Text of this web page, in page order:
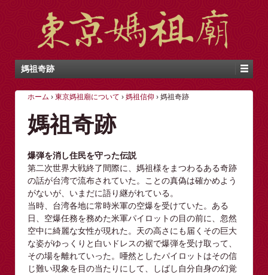
媽祖奇跡
ホーム › 東京媽祖廟について › 媽祖信仰 › 媽祖奇跡
媽祖奇跡
爆弾を消し住民を守った伝説
第二次世界大戦終了間際に、媽祖様をまつわるある奇跡
の話が台湾で流布されていた。ことの真偽は確かめよう
がないが、いまだに語り継がれている。
当時、台湾各地に常時米軍の空爆を受けていた。ある
日、空爆任務を務めた米軍パイロットの目の前に、忽然
空中に綺麗な女性が現れた。天の高さにも届くその巨大
な姿がゆっくりと白いドレスの裾で爆弾を受け取って、
その場を離れていった。唖然としたパイロットはその信
じ難い現象を目の当たりにして、しばし自分自身の幻覚